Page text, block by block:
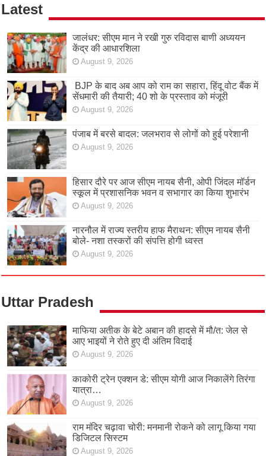
Latest
जालंधर: सीएम मान ने रखी गुरु रविदास बाणी अध्ययन
केंद्र की आधारशिला
August 9, 2026
BJP के बाद अब आप को राम का सहारा, हिंदू वोट बैंक में
सेंधमारी की तैयारी; 40 शो के प्रस्ताव को मंजूरी
August 9, 2026
पंजाब में बरसे बादल: जलभराव से लोगों को हुई परेशानी
August 9, 2026
हिसार दौरे पर आज सीएम नायब सैनी, ओपी जिंदल मॉर्डन
स्कूल में प्रशासनिक भवन व सभागार का किया शुभारंभ
August 9, 2026
नारनौल में राज्य स्तरीय हाफ मैराथन: सीएम नायब सैनी
बोले- नशा तस्करों की संपत्ति होगी ध्वस्त
August 9, 2026
Uttar Pradesh
माफिया अतीक के बेटे अबान की हादसे में मौ/त: जेल से
आए भाइयों ने रोते हुए दी अंतिम विदाई
August 9, 2026
काकोरी ट्रेन एक्शन डे: सीएम योगी आज निकालेंगे तिरंगा
यात्रा…
August 9, 2026
राम मंदिर चढ़ावा चोरी: मनमानी रोकने को लागू किया गया
डिजिटल सिस्टम
August 9, 2026